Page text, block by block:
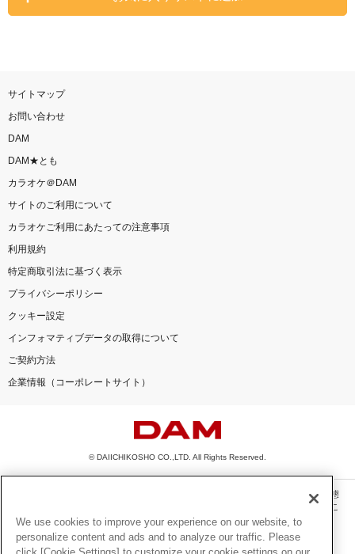
サイトマップ
お問い合わせ
DAM
DAM★とも
カラオケ＠DAM
サイトのご利用について
カラオケご利用にあたっての注意事項
利用規約
特定商取引法に基づく表示
プライバシーポリシー
クッキー設定
インフォマティブデータの取得について
ご契約方法
企業情報（コーポレートサイト）
© DAIICHIKOSHO CO.,LTD. All Rights Reserved.
このサイトに掲載されている一切の文章・画像・写真・動画・音声等を、手段や形態
を問わず、著作権法の定める範囲を超えて無断で複製、転載、ファイル化などするこ
とを禁じます。
楽曲及びコンテンツは、機種によりご利用いただけない場合があります。
We use cookies to improve your experience on our website, to
personalize content and ads and to analyze our traffic. Please